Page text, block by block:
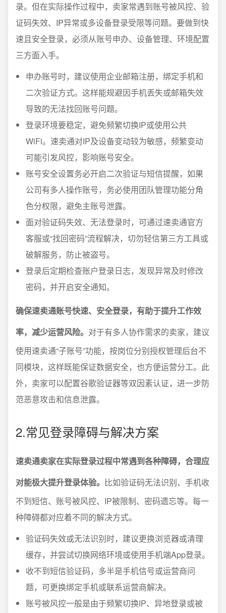
录。但在实际操作过程中，卖家常遇到账号被风控、验
证码失效、IP异常或多设备登录受限等问题。要做到快
速且安全登录，必须从账号申办、设备管理、环境配置
三方面入手。
申办账号时，建议使用企业邮箱注册，绑定手机和
二次验证方式。这样能规避因手机丢失或邮箱失效
导致的无法找回账号问题。
登录环境要稳定，避免频繁切换IP或使用公共
WiFi。速卖通对IP及设备变动较为敏感，频繁变动
可能引发风控，影响账号安全。
账号安全设置务必开启二次验证与短信提醒，如果
公司有多人操作账号，务必使用团队管理功能分角
色分权限，避免主账号泄露。
面对验证码失效、无法登录时，可通过速卖通官方
客服或“找回密码”流程解决，切勿轻信第三方工具或
破解服务，防止被盗号。
登录后定期检查账户登录日志，发现异常及时修改
密码，并开启安全通知。
确保速卖通账号快速、安全登录，有助于提升工作效
率，减少运营风险。 对于有多人协作需求的卖家，建议
使用速卖通“子账号”功能，按岗位分别授权管理后台不
同模块，这样既能保证数据安全，也方便运营分工。此
外，卖家可以配置谷歌验证器等双因素认证，进一步防
范恶意攻击和信息泄露。
2.常见登录障碍与解决方案
速卖通卖家在实际登录过程中常遇到各种障碍，合理应
对能极大提升登录体验。 比如验证码无法识别、手机收
不到短信、账号被风控、IP被限制、密码遗忘等。每一
种障碍都对应着不同的解决方式。
验证码失效或无法识别时，建议更换浏览器或清理
缓存，并尝试切换网络环境或使用手机端App登录。
收不到短信验证码，多半是手机信号或运营商问
题，可更换绑定手机或联系运营商解决。
账号被风控一般是由于频繁切换IP、异地登录或被